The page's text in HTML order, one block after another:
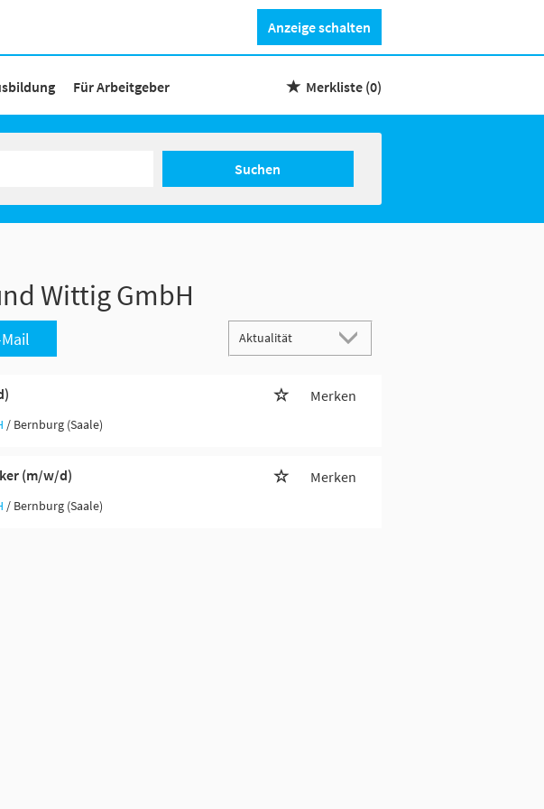
Anzeige schalten
Für Arbeitgeber Merkliste (0)
Suchen
Wittig GmbH
Merken
/ Bernburg (Saale)
(m/w/d) Merken
/ Bernburg (Saale)